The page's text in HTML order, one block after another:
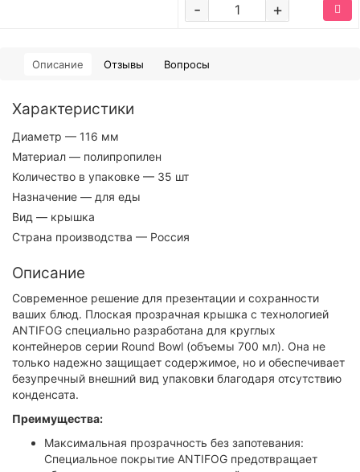
+
-
Описание Отзывы Вопросы
Характеристики
Диаметр — 116 мм
Материал — полипропилен
Количество в упаковке — 35 шт
Назначение — для еды
Вид — крышка
Страна производства — Россия
Описание
Современное решение для презентации и сохранности
ваших блюд. Плоская прозрачная крышка с технологией
ANTIFOG специально разработана для круглых
контейнеров серии Round Bowl (объемы 700 мл). Она не
только надежно защищает содержимое, но и обеспечивает
безупречный внешний вид упаковки благодаря отсутствию
конденсата.
Преимущества:
Максимальная прозрачность без запотевания:
Специальное покрытие ANTIFOG предотвращает